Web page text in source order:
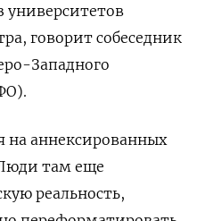
университетов
говорит собеседник
Западного
на аннексированных
там еще
реальность,